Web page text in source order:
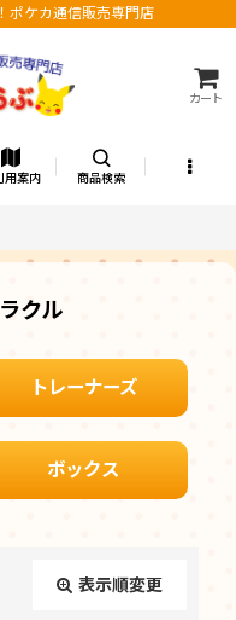
ポケカ通信販売専門店
カート
用案内 商品検索
クル
トレーナーズ
ボックス
表示順変更